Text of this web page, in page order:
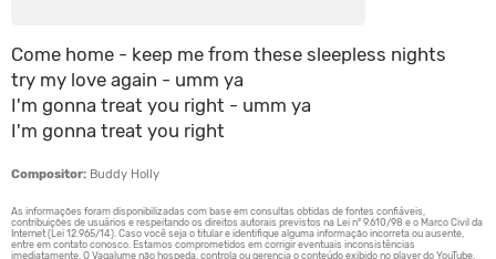
Come home - keep me from these sleepless nights
try my love again - umm ya
I'm gonna treat you right - umm ya
I'm gonna treat you right
Compositor: Buddy Holly